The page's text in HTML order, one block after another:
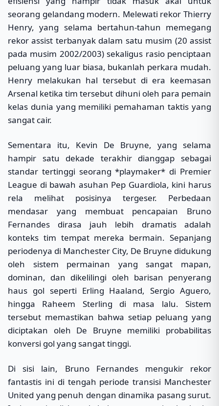
seorang gelandang modern. Melewati rekor Thierry
Henry, yang selama bertahun-tahun memegang
rekor assist terbanyak dalam satu musim (20 assist
pada musim 2002/2003) sekaligus rasio penciptaan
peluang yang luar biasa, bukanlah perkara mudah.
Henry melakukan hal tersebut di era keemasan
Arsenal ketika tim tersebut dihuni oleh para pemain
kelas dunia yang memiliki pemahaman taktis yang
sangat cair.
Sementara itu, Kevin De Bruyne, yang selama
hampir satu dekade terakhir dianggap sebagai
standar tertinggi seorang *playmaker* di Premier
League di bawah asuhan Pep Guardiola, kini harus
rela melihat posisinya tergeser. Perbedaan
mendasar yang membuat pencapaian Bruno
Fernandes dirasa jauh lebih dramatis adalah
konteks tim tempat mereka bermain. Sepanjang
periodenya di Manchester City, De Bruyne didukung
oleh sistem permainan yang sangat mapan,
dominan, dan dikelilingi oleh barisan penyerang
haus gol seperti Erling Haaland, Sergio Aguero,
hingga Raheem Sterling di masa lalu. Sistem
tersebut memastikan bahwa setiap peluang yang
diciptakan oleh De Bruyne memiliki probabilitas
konversi gol yang sangat tinggi.
Di sisi lain, Bruno Fernandes mengukir rekor
fantastis ini di tengah periode transisi Manchester
United yang penuh dengan dinamika pasang surut.